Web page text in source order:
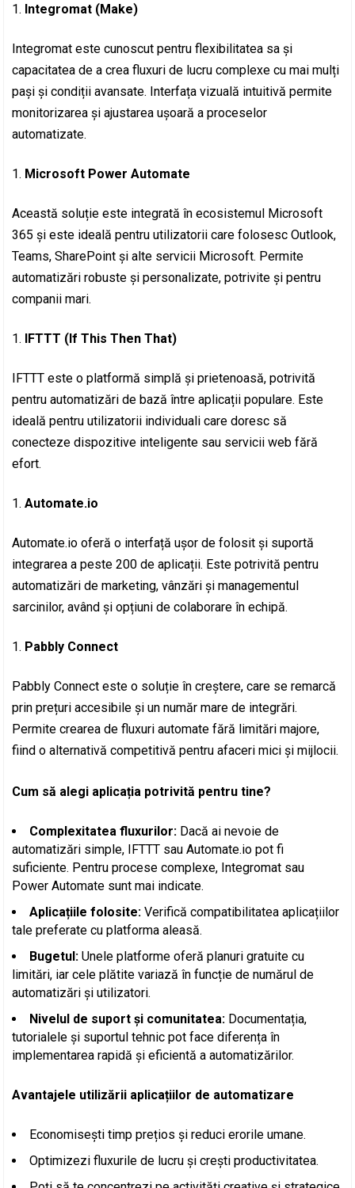
Integromat (Make)
Integromat este cunoscut pentru flexibilitatea sa și
capacitatea de a crea fluxuri de lucru complexe cu mai mulți
pași și condiții avansate. Interfața vizuală intuitivă permite
monitorizarea și ajustarea ușoară a proceselor
automatizate.
Microsoft Power Automate
Această soluție este integrată în ecosistemul Microsoft
365 și este ideală pentru utilizatorii care folosesc Outlook,
Teams, SharePoint și alte servicii Microsoft. Permite
automatizări robuste și personalizate, potrivite și pentru
companii mari.
IFTTT (If This Then That)
IFTTT este o platformă simplă și prietenoasă, potrivită
pentru automatizări de bază între aplicații populare. Este
ideală pentru utilizatorii individuali care doresc să
conecteze dispozitive inteligente sau servicii web fără
efort.
Automate.io
Automate.io oferă o interfață ușor de folosit și suportă
integrarea a peste 200 de aplicații. Este potrivită pentru
automatizări de marketing, vânzări și managementul
sarcinilor, având și opțiuni de colaborare în echipă.
Pabbly Connect
Pabbly Connect este o soluție în creștere, care se remarcă
prin prețuri accesibile și un număr mare de integrări.
Permite crearea de fluxuri automate fără limitări majore,
fiind o alternativă competitivă pentru afaceri mici și mijlocii.
Cum să alegi aplicația potrivită pentru tine?
Complexitatea fluxurilor: Dacă ai nevoie de
automatizări simple, IFTTT sau Automate.io pot fi
suficiente. Pentru procese complexe, Integromat sau
Power Automate sunt mai indicate.
Aplicațiile folosite: Verifică compatibilitatea aplicațiilor
tale preferate cu platforma aleasă.
Bugetul: Unele platforme oferă planuri gratuite cu
limitări, iar cele plătite variază în funcție de numărul de
automatizări și utilizatori.
Nivelul de suport și comunitatea: Documentația,
tutorialele și suportul tehnic pot face diferența în
implementarea rapidă și eficientă a automatizărilor.
Avantajele utilizării aplicațiilor de automatizare
Economisești timp prețios și reduci erorile umane.
Optimizezi fluxurile de lucru și crești productivitatea.